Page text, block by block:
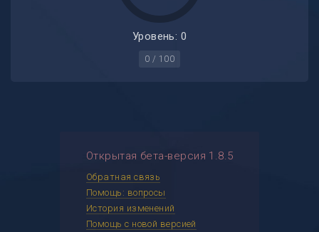
Уровень: 0
0 / 100
Открытая бета-версия 1.8.5
Обратная связь
Помощь: вопросы
История изменений
Помощь с новой версией